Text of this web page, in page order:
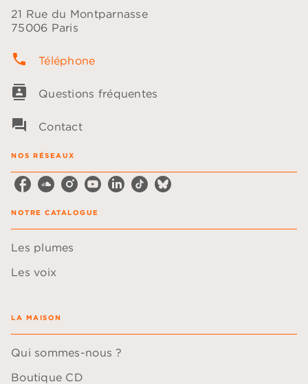
21 Rue du Montparnasse
75006 Paris
phone Téléphone
contacts Questions fréquentes
question_answer Contact
NOS RÉSEAUX
NOTRE CATALOGUE
Les plumes
Les voix
LA MAISON
Qui sommes-nous ?
Boutique CD